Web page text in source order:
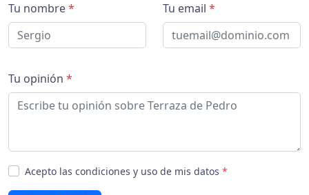
Tu nombre* Tu email *
Tu opinión *
Acepto las condiciones y uso de mis datos *